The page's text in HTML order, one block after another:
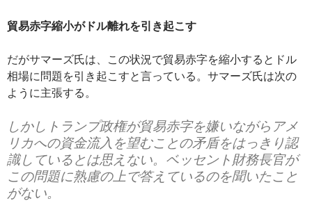
貿易赤字縮小がドル離れを引き起こす
だがサマーズ氏は、この状況で貿易赤字を縮小するとドル
相場に問題を引き起こすと言っている。サマーズ氏は次の
ように主張する。
しかしトランプ政権が貿易赤字を嫌いながらアメ
リカへの資金流入を望むことの矛盾をはっきり認
識しているとは思えない。ベッセント財務長官が
この問題に熟慮の上で答えているのを聞いたこと
がない。